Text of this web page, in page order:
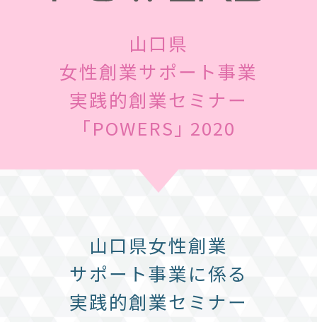
山口県
女性創業サポート事業
実践的創業セミナー
｢POWERS｣ 2020
山口県女性創業
サポート事業に係る
実践的創業セミナー